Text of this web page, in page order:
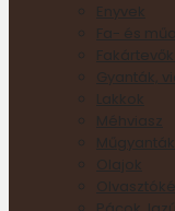
Enyvek
Fa- és
Gyanták,
Lakkok
Méhviasz
Műgyanták
Olajok